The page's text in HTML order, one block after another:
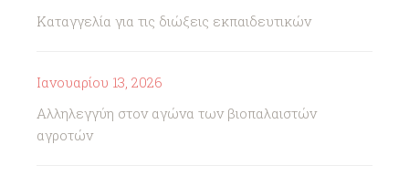
Καταγγελία για τις διώξεις εκπαιδευτικών
Ιανουαρίου 13, 2026
Αλληλεγγύη στον αγώνα των βιοπαλαιστών
αγροτών